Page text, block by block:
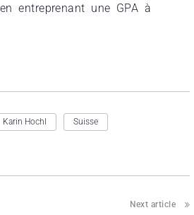
entreprenant une GPA à
Karin Hochl Suisse
Next article